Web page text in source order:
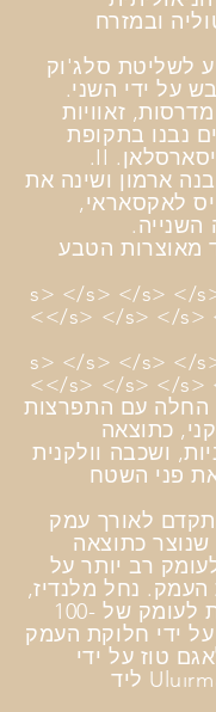
ובמזרח
לשליטת סלג'וק
נכבש על ידי השני.
זאוויות
נבנו בתקופת
שלטונו של קיריסארסלאן. II.
ארמון ושינה את
לאקסאראי,
מאוצרות הטבע
</s> </s> </s> </
</s> </s> </s>
</s> </s> </s> </
</s> </s> </s>
החלה עם התפרצות
כתוצאה
ושכבה וולקנית
פני השטח
לאורך עמק
שנוצר כתוצאה
רב יותר על
העמק. נחל מלנדיז,
שמגיע במקומות לעומק של 100-
על ידי חלוקת העמק
טוז על ידי
לקיחת השם Uluırmak ליד